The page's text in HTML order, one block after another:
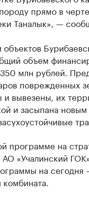
прямо в
Таналык», —
объектов
объем
млн рублей.
поврежденных
и вывезены, их
и засыпана
программе на
«Учалинский
на сегодня